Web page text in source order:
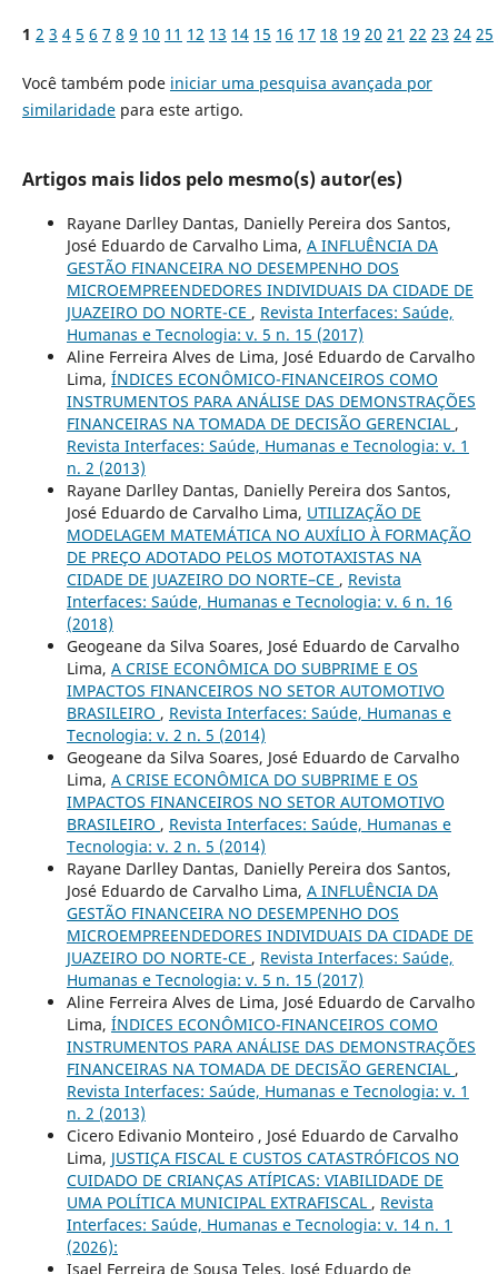
1 2 3 4 5 6 7 8 9 10 11 12 13 14 15 16 17 18 19 20 21 22 23 24 25
Você também pode iniciar uma pesquisa avançada por
similaridadepara este artigo.
Artigos mais lidos pelo mesmo(s) autor(es)
Rayane Darlley Dantas, Danielly Pereira dos Santos,
José Eduardo de Carvalho Lima, A INFLUÊNCIA DA
GESTÃO FINANCEIRA NO DESEMPENHO DOS
MICROEMPREENDEDORES INDIVIDUAIS DA CIDADE DE
JUAZEIRO DO NORTE-CE , Revista Interfaces: Saúde,
Humanas e Tecnologia: v. 5 n. 15 (2017)
Aline Ferreira Alves de Lima, José Eduardo de Carvalho
Lima, ÍNDICES ECONÔMICO-FINANCEIROS COMO
INSTRUMENTOS PARA ANÁLISE DAS DEMONSTRAÇÕES
FINANCEIRAS NA TOMADA DE DECISÃO GERENCIAL ,
Revista Interfaces: Saúde, Humanas e Tecnologia: v. 1
n. 2 (2013)
Rayane Darlley Dantas, Danielly Pereira dos Santos,
José Eduardo de Carvalho Lima, UTILIZAÇÃO DE
MODELAGEM MATEMÁTICA NO AUXÍLIO À FORMAÇÃO
DE PREÇO ADOTADO PELOS MOTOTAXISTAS NA
CIDADE DE JUAZEIRO DO NORTE–CE , Revista
Interfaces: Saúde, Humanas e Tecnologia: v. 6 n. 16
(2018)
Geogeane da Silva Soares, José Eduardo de Carvalho
Lima, A CRISE ECONÔMICA DO SUBPRIME E OS
IMPACTOS FINANCEIROS NO SETOR AUTOMOTIVO
BRASILEIRO , Revista Interfaces: Saúde, Humanas e
Tecnologia: v. 2 n. 5 (2014)
Geogeane da Silva Soares, José Eduardo de Carvalho
Lima, A CRISE ECONÔMICA DO SUBPRIME E OS
IMPACTOS FINANCEIROS NO SETOR AUTOMOTIVO
BRASILEIRO , Revista Interfaces: Saúde, Humanas e
Tecnologia: v. 2 n. 5 (2014)
Rayane Darlley Dantas, Danielly Pereira dos Santos,
José Eduardo de Carvalho Lima, A INFLUÊNCIA DA
GESTÃO FINANCEIRA NO DESEMPENHO DOS
MICROEMPREENDEDORES INDIVIDUAIS DA CIDADE DE
JUAZEIRO DO NORTE-CE , Revista Interfaces: Saúde,
Humanas e Tecnologia: v. 5 n. 15 (2017)
Aline Ferreira Alves de Lima, José Eduardo de Carvalho
Lima, ÍNDICES ECONÔMICO-FINANCEIROS COMO
INSTRUMENTOS PARA ANÁLISE DAS DEMONSTRAÇÕES
FINANCEIRAS NA TOMADA DE DECISÃO GERENCIAL ,
Revista Interfaces: Saúde, Humanas e Tecnologia: v. 1
n. 2 (2013)
Cicero Edivanio Monteiro , José Eduardo de Carvalho
Lima, JUSTIÇA FISCAL E CUSTOS CATASTRÓFICOS NO
CUIDADO DE CRIANÇAS ATÍPICAS: VIABILIDADE DE
UMA POLÍTICA MUNICIPAL EXTRAFISCAL , Revista
Interfaces: Saúde, Humanas e Tecnologia: v. 14 n. 1
(2026):
Isael Ferreira de Sousa Teles, José Eduardo de